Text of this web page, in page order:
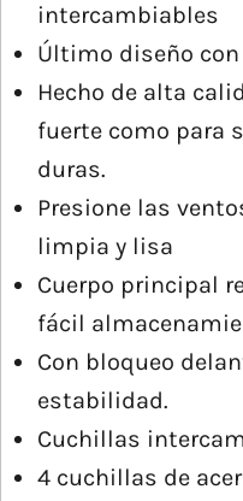
intercambiables
Último diseño
Hecho de alta
fuerte como para
duras.
Presione las
limpia y lisa
Cuerpo principal
fácil
Con bloqueo
estabilidad.
Cuchillas
4 cuchillas de